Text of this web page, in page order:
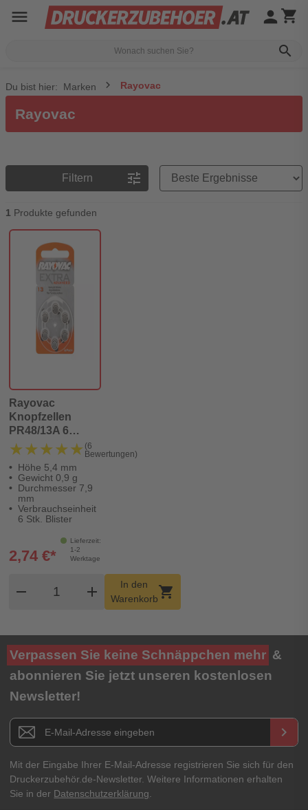
menu
search
person shopping_cart
Du bist hier: Marken Rayovac
Rayovac
Filtern tune
Preisreihenfolge
1 Produkte gefunden
Rayovac
Knopfzellen
PR48/13A 6
Stück
★★★★★
★★★★★ (6
Bewertungen)
Höhe 5,4 mm
Gewicht 0,9 g
Durchmesser 7,9
mm
Verbrauchseinheit
6 Stk. Blister
Lieferzeit:
1-2
Werktage
2,74 €*
remove
Produkt Warenkorb Menge
add
In den
Warenkorbshopping_cart
Verpassen Sie keine Schnäppchen mehr &
abonnieren Sie jetzt unseren kostenlosen
Newsletter!
Newsletter E-Mail Adresse keyboard_arrow_right
Mit der Eingabe Ihrer E-Mail-Adresse registrieren Sie sich für den
Druckerzubehör.de-Newsletter. Weitere Informationen erhalten
Sie in der Datenschutzerklärung